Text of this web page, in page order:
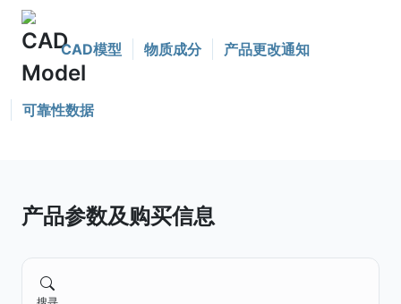
CAD模型 物质成分 产品更改通知
可靠性数据
产品参数及购买信息